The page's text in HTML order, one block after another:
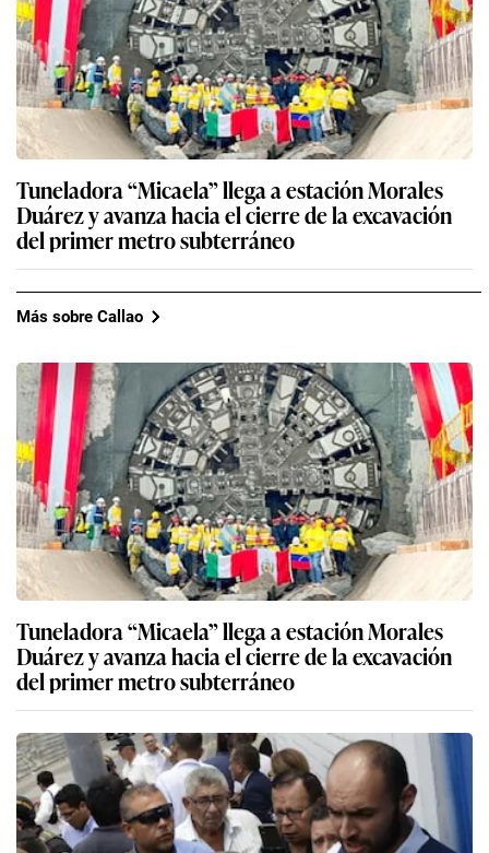
Tuneladora “Micaela” llega a estación Morales
Duárez y avanza hacia el cierre de la excavación
del primer metro subterráneo
Más sobre Callao
Tuneladora “Micaela” llega a estación Morales
Duárez y avanza hacia el cierre de la excavación
del primer metro subterráneo